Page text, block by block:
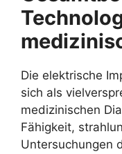
Die elektrische
sich als
medizinischen
Fähigkeit,
Untersuchungen